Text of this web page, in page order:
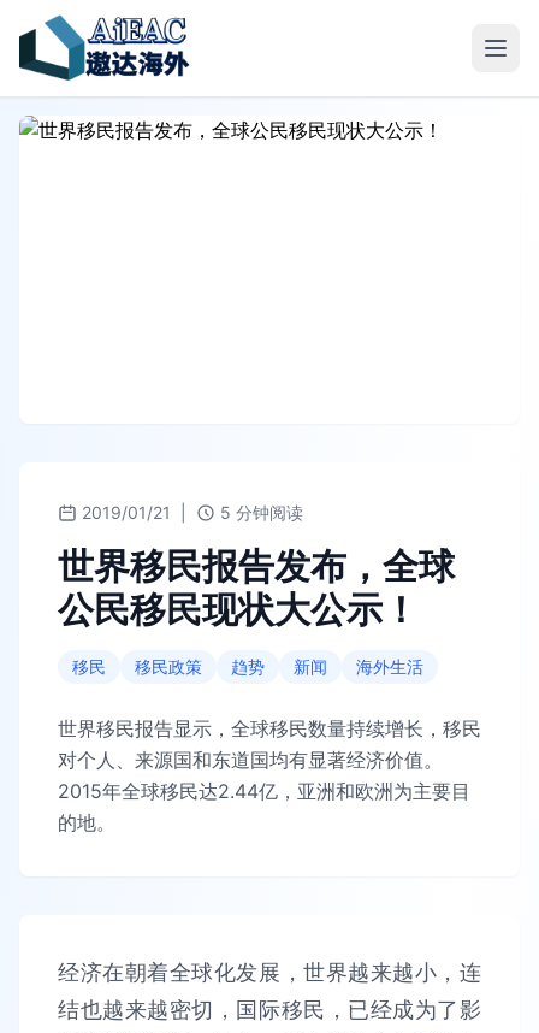
2019/01/21 5 分钟阅读
世界移民报告发布，全球
公民移民现状大公示！
移民 移民政策 趋势 新闻 海外生活
世界移民报告显示，全球移民数量持续增长，移民
对个人、来源国和东道国均有显著经济价值。
2015年全球移民达2.44亿，亚洲和欧洲为主要目
的地。
经济在朝着全球化发展，世界越来越小，连
结也越来越密切，国际移民，已经成为了影